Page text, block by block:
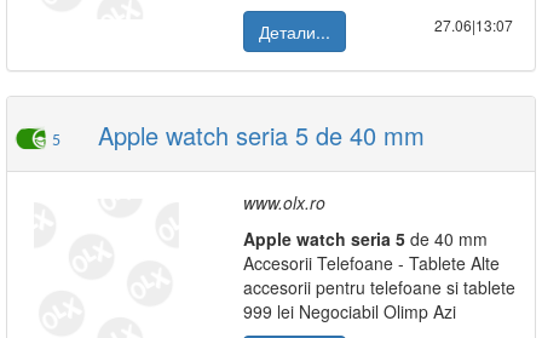
Детали...
27.06|13:07
5 Apple watch seria 5 de 40 mm
www.olx.ro
Apple watch seria 5 de 40 mm
Accesorii Telefoane - Tablete Alte
accesorii pentru telefoane si tablete
999 lei Negociabil Olimp Azi